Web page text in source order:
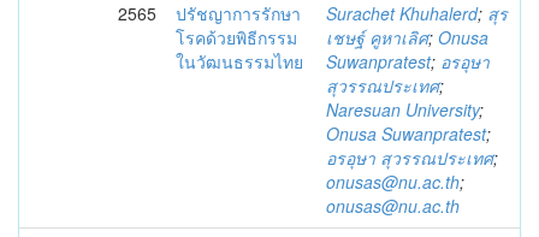
2565
ปรัชญาการรักษา
โรคด้วยพิธีกรรม
ในวัฒนธรรมไทย
Surachet Khuhalerd; สุร
เชษฐ์ คูหาเลิศ; Onusa
Suwanpratest; อรอุษา
สุวรรณประเทศ;
Naresuan University;
Onusa Suwanpratest;
อรอุษา สุวรรณประเทศ;
onusas@nu.ac.th;
onusas@nu.ac.th